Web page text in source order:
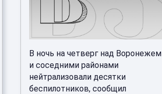
В ночь на четверг над Воронежем
и соседними районами
нейтрализовали десятки
беспилотников, сообщил